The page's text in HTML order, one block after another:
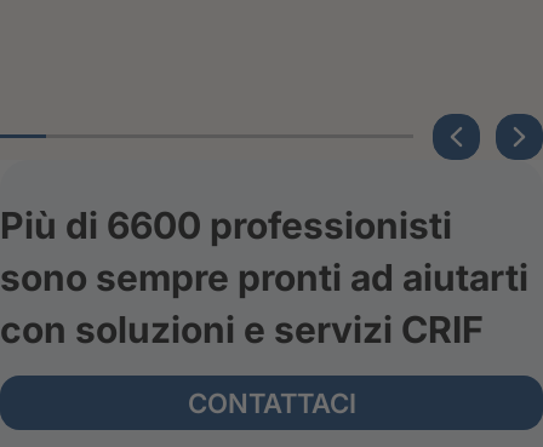
Più di 6600 professionisti
sono sempre pronti ad aiutarti
con soluzioni e servizi CRIF
CONTATTACI